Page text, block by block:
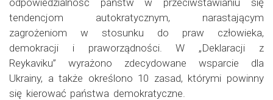
tendencjom autokratycznym, narastającym
zagrożeniom w stosunku do praw człowieka,
demokracji i praworządności. W „Deklaracji z
Reykaviku” wyrażono zdecydowane wsparcie dla
Ukrainy, a także określono 10 zasad, którymi powinny
się kierować państwa demokratyczne.